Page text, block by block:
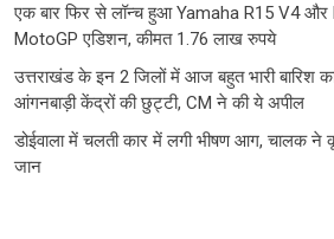
एक बार फिर से लॉन्च हुआ Yamaha R15 V4 और
MotoGP एडिशन, कीमत 1.76 लाख रुपये
उत्तराखंड के इन 2 जिलों में आज बहुत भारी बारिश
आंगनबाड़ी केंद्रों की छुट्टी, CM ने की ये अपील
डोईवाला में चलती कार में लगी भीषण आग, चालक ने
जान